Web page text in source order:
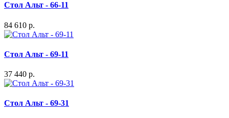
Стол Альт - 66-11
84 610 р.
Стол Альт - 69-11
37 440 р.
Стол Альт - 69-31